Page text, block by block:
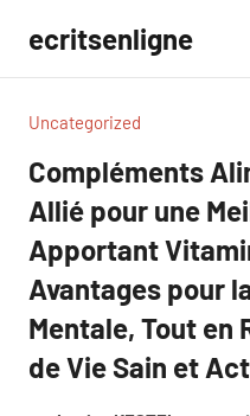
contenu
ecritsenligne
Uncategorized
Compléments
Allié pour une
Apportant
Avantages pour
Mentale, Tout en
de Vie Sain et